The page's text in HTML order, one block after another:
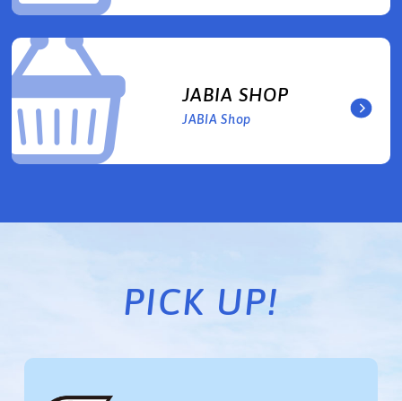
JABIA SHOP
JABIA Shop
PICK UP!